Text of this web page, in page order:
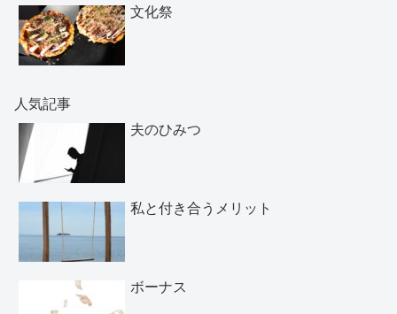
文化祭
人気記事
夫のひみつ
私と付き合うメリット
ボーナス